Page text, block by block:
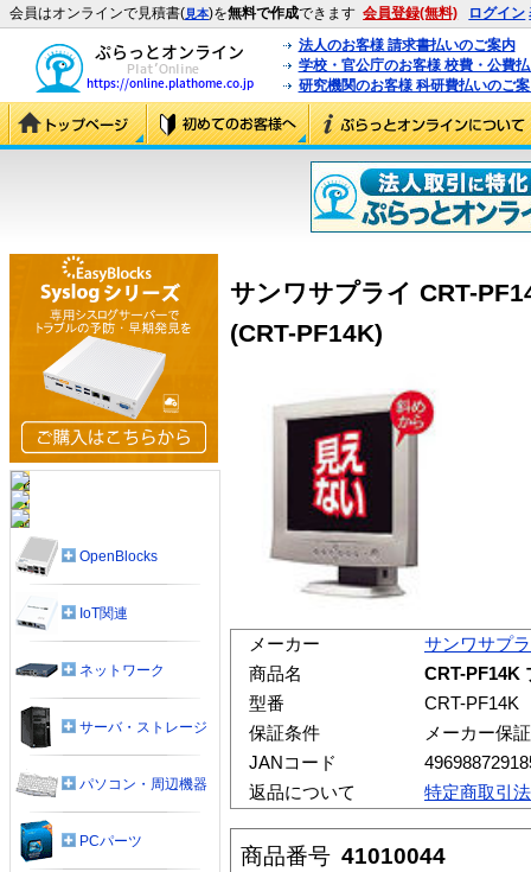
会員はオンラインで見積書(見本)を無料で作成できます 会員登録(無料) ログイン
法人のお客様 請求書払いのご案内
学校・官公庁のお客様 校費・公費
研究機関のお客様 科研費払いのご
サンワサプライ CRT-
(CRT-PF14K)
メーカー
サンワサプ
商品名
CRT-PF14K
型番
CRT-PF14K
保証条件
メーカー保証
JANコード
返品について
特定商取引
商品番号 41010044
OpenBlocks
IoT関連
ネットワーク
サーバ・ストレージ
パソコン・周辺機器
PCパーツ